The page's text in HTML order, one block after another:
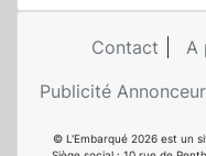
Contact
A
Publicité Annonceur
© L'Embarqué 2026 est un